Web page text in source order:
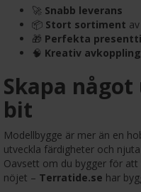
🚀 Snabb leverans
📦 Stort sortiment
🎁 Perfekta
🧠 Kreativ avkoppling
Skapa
bit
Modellbygge är mer än en
utveckla färdigheter och
Oavsett om du bygger för
nöjet – Terratide.se har